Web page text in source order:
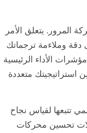
المرور. يتعلق الأمر
وملاءمة ترجماتك
الأداء الرئيسية
متعددة
لقياس نجاح
تحسين محركات